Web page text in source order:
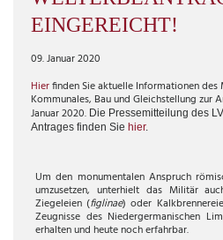
EINGEREICHT!
09. Januar 2020
Hierfinden Sie aktuelle Informationen
Kommunales, Bau und Gleichstellung zur
Januar 2020. Die Pressemitteilung des
Antrages finden Sie hier.
Um den monumentalen Anspruch
umzusetzen, unterhielt das Militär
Ziegeleien (figlinae) oder
Zeugnisse des Niedergermanischen
erhalten und heute noch erfahrbar.